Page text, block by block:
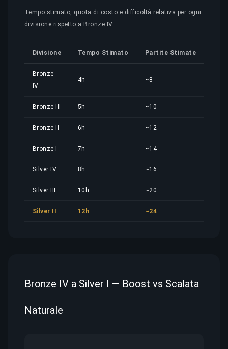
Tempo stimato, quota di costo e difficoltà relativa per ogni
divisione rispetto a Bronze IV
Divisione Tempo Stimato Partite Stimate
Bronze
IV
4h ~8
Bronze III 5h ~10
Bronze II 6h ~12
Bronze I 7h ~14
Silver IV 8h ~16
Silver III 10h ~20
Silver II 12h ~24
Bronze IV a Silver I — Boost vs Scalata
Naturale